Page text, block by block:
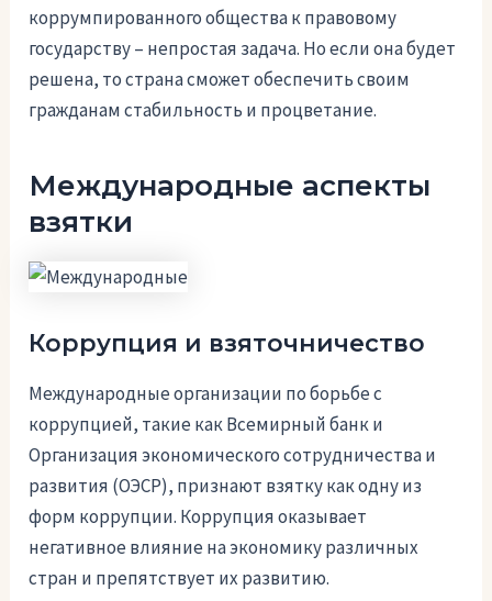
коррумпированного общества к правовому
государству – непростая задача. Но если она будет
решена, то страна сможет обеспечить своим
гражданам стабильность и процветание.
Международные аспекты
взятки
Коррупция и взяточничество
Международные организации по борьбе с
коррупцией, такие как Всемирный банк и
Организация экономического сотрудничества и
развития (ОЭСР), признают взятку как одну из
форм коррупции. Коррупция оказывает
негативное влияние на экономику различных
стран и препятствует их развитию.